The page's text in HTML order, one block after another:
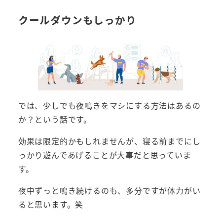
クールダウンもしっかり
では、少しでも夜鳴きをマシにする方法はあるの
か？という話です。
効果は限定的かもしれませんが、寝る前までにし
っかり遊んであげることが大事だと思っていま
す。
夜中ずっと鳴き続けるのも、多分ですが体力がい
ると思います。笑